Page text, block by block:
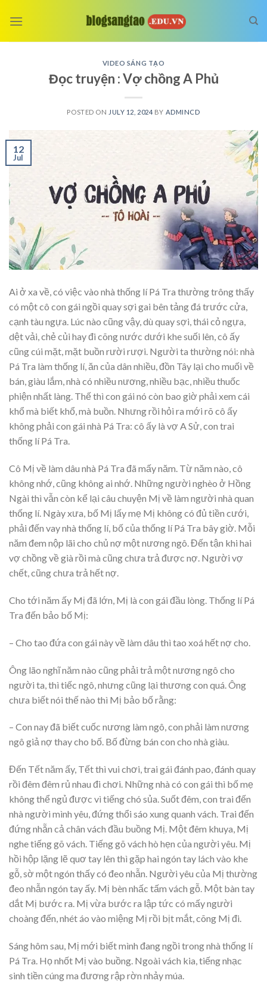
VIDEO SÁNG TẠO
Đọc truyện : Vợ chồng A Phủ
POSTED ON JULY 12, 2024 BY ADMINCD
12
Jul
Ai ở xa về, có việc vào nhà thống lí Pá Tra thường trông thấy
có một cô con gái ngồi quay sợi gai bên tảng đá trước cửa,
cạnh tàu ngựa. Lúc nào cũng vậy, dù quay sợi, thái cỏ ngựa,
dệt vải, chẻ củi hay đi cõng nước dưới khe suối lên, cô ấy
cũng cúi mặt, mặt buồn rười rượi. Người ta thường nói: nhà
Pá Tra làm thống lí, ăn của dân nhiều, đồn Tây lại cho muối về
bán, giàu lắm, nhà có nhiều nương, nhiều bạc, nhiều thuốc
phiện nhất làng. Thế thì con gái nó còn bao giờ phải xem cái
khổ mà biết khổ, mà buồn. Nhưng rồi hỏi ra mới rõ cô ấy
không phải con gái nhà Pá Tra: cô ấy là vợ A Sử, con trai
thống lí Pá Tra.
Cô Mị về làm dâu nhà Pá Tra đã mấy năm. Từ năm nào, cô
không nhớ, cũng không ai nhớ. Những người nghèo ở Hồng
Ngài thì vẫn còn kể lại câu chuyện Mị về làm người nhà quan
thống lí. Ngày xưa, bố Mị lấy mẹ Mị không có đủ tiền cưới,
phải đến vay nhà thống lí, bố của thống lí Pá Tra bây giờ. Mỗi
năm đem nộp lãi cho chủ nợ một nương ngô. Đến tận khi hai
vợ chồng về già rồi mà cũng chưa trả được nợ. Người vợ
chết, cũng chưa trả hết nợ.
Cho tới năm ấy Mị đã lớn, Mị là con gái đầu lòng. Thống lí Pá
Tra đến bảo bố Mị:
– Cho tao đứa con gái này về làm dâu thì tao xoá hết nợ cho.
Ông lão nghĩ năm nào cũng phải trả một nương ngô cho
người ta, thì tiếc ngô, nhưng cũng lại thương con quá. Ông
chưa biết nói thế nào thì Mị bảo bố rằng:
– Con nay đã biết cuốc nương làm ngô, con phải làm nương
ngô giả nợ thay cho bố. Bố đừng bán con cho nhà giàu.
Đến Tết năm ấy, Tết thì vui chơi, trai gái đánh pao, đánh quay
rồi đêm đêm rủ nhau đi chơi. Những nhà có con gái thì bố mẹ
không thể ngủ được vì tiếng chó sủa. Suốt đêm, con trai đến
nhà người mình yêu, đứng thổi sáo xung quanh vách. Trai đến
đứng nhẵn cả chân vách đầu buồng Mị. Một đêm khuya, Mị
nghe tiếng gõ vách. Tiếng gõ vách hò hẹn của người yêu. Mị
hồi hộp lặng lẽ quơ tay lên thì gặp hai ngón tay lách vào khe
gỗ, sờ một ngón thấy có đeo nhẫn. Người yêu của Mị thường
đeo nhẫn ngón tay ấy. Mị bèn nhấc tấm vách gỗ. Một bàn tay
dắt Mị bước ra. Mị vừa bước ra lập tức có mấy người
choàng đến, nhét áo vào miệng Mị rồi bịt mắt, cõng Mị đi.
Sáng hôm sau, Mị mới biết mình đang ngồi trong nhà thống lí
Pá Tra. Họ nhốt Mị vào buồng. Ngoài vách kia, tiếng nhạc
sinh tiền cúng ma đương rập rờn nhảy múa.